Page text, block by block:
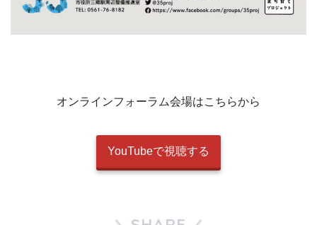
オンラインフォーラム会場はこちらから
YouTubeで視聴する